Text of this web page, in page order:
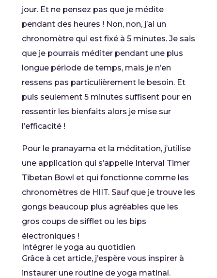
jour. Et ne pensez pas que je médite
pendant des heures ! Non, non, j’ai un
chronomètre qui est fixé à 5 minutes. Je sais
que je pourrais méditer pendant une plus
longue période de temps, mais je n’en
ressens pas particulièrement le besoin. Et
puis seulement 5 minutes suffisent pour en
ressentir les bienfaits alors je mise sur
l’efficacité !
Pour le pranayama et la méditation, j’utilise
une application qui s’appelle Interval Timer
Tibetan Bowl et qui fonctionne comme les
chronomètres de HIIT. Sauf que je trouve les
gongs beaucoup plus agréables que les
gros coups de sifflet ou les bips
électroniques !
Intégrer le yoga au quotidien
Grâce à cet article, j’espère vous inspirer à
instaurer une routine de yoga matinal.